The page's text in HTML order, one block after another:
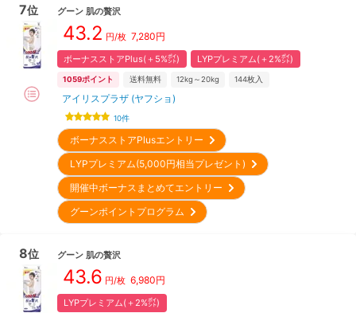
7位 グーン 肌の贅沢
43.2 円/枚 7,280円
ボーナスストアPlus(＋5%㌽) LYPプレミアム(＋2%㌽)
1059ポイント 送料無料 12kg～20kg 144枚入
アイリスプラザ (ヤフショ)
10件
ボーナスストアPlusエントリー
LYPプレミアム(5,000円相当プレゼント)
開催中ボーナスまとめてエントリー
グーンポイントプログラム
8位 グーン 肌の贅沢
43.6 円/枚 6,980円
LYPプレミアム(＋2%㌽)